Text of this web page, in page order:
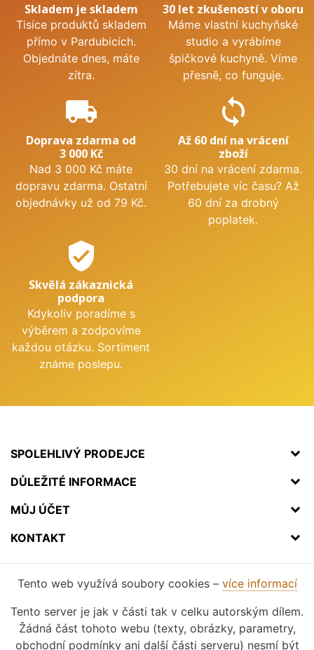
Skladem je skladem
Tisíce produktů skladem
přímo v Pardubicích.
Objednáte dnes, máte
zítra.
30 let zkušeností v oboru
Máme vlastní kuchyňské
studio a vyrábíme
špičkové kuchyně. Víme
přesně, co funguje.
local_shipping
Doprava zdarma od
3 000 Kč
Nad 3 000 Kč máte
dopravu zdarma. Ostatní
objednávky už od 79 Kč.
sync
Až 60 dní na vrácení
zboží
30 dní na vrácení zdarma.
Potřebujete víc času? Až
60 dní za drobný
poplatek.
verified_user
Skvělá zákaznická
podpora
Kdykoliv poradíme s
výběrem a zodpovíme
každou otázku. Sortiment
známe poslepu.
SPOLEHLIVÝ PRODEJCE
DŮLEŽITÉ INFORMACE
MŮJ ÚČET
KONTAKT
Tento web využívá soubory cookies – více informací
Tento server je jak v části tak v celku autorským dílem.
Žádná část tohoto webu (texty, obrázky, parametry,
obchodní podmínky ani další části serveru) nesmí být